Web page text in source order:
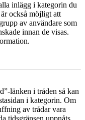
inlägg i kategorin du
också möjligt att
av användare som
innan de visas.
länken i tråden så kan
i kategorin. Om
av trådar vara